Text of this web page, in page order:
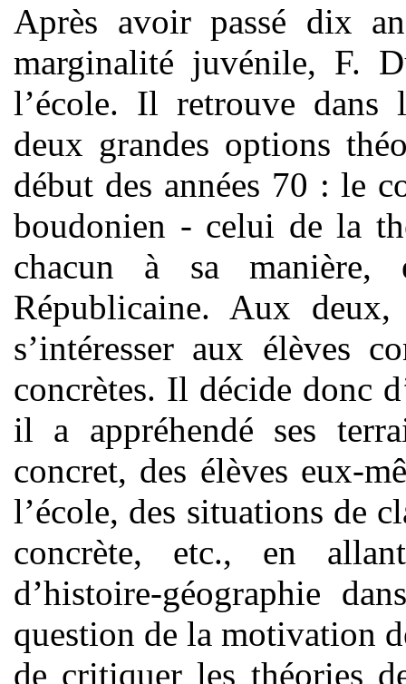
Après avoir passé dix
marginalité juvénile, F.
l’école. Il retrouve dans
deux grandes options
début des années 70 : le
boudonien - celui de la
chacun à sa manière,
Républicaine. Aux
s’intéresser aux élèves
concrètes. Il décide donc
il a appréhendé ses
concret, des élèves eux-
l’école, des situations de
concrète, etc., en
d’histoire-géographie
question de la motivation
de critiquer les théories